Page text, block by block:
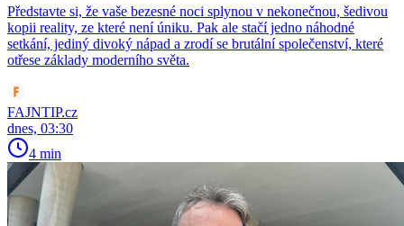
Představte si, že vaše bezesné noci splynou v nekonečnou, šedivou
kopii reality, ze které není úniku. Pak ale stačí jedno náhodné
setkání, jediný divoký nápad a zrodí se brutální společenství, které
otřese základy moderního světa.
FAJNTIP.cz
dnes, 03:30
4 min